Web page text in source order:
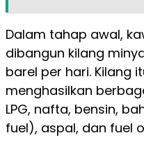
Dalam tahap awal,
dibangun kilang
barel per hari. Kilang
menghasilkan
LPG, nafta, bensin,
fuel), aspal, dan fuel